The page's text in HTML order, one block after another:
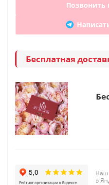
Позвонить
Бесплатная
Наш
в